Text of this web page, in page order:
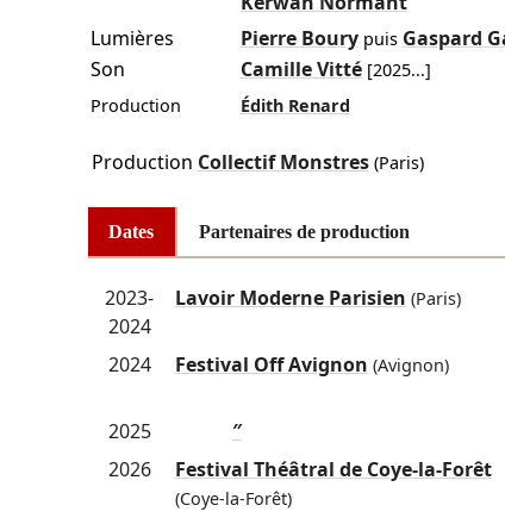
Lumières
Pierre Boury puis Gaspard
Son Camille Vitté [2025...]
Production
Édith Renard
Production Collectif Monstres(Paris)
Dates Partenaires de production
2023-
2024
Lavoir Moderne Parisien (Paris)
2024 Festival Off Avignon (Avignon)
2025
″
2026
Festival Théâtral de Coye-la-Forêt
(Coye-la-Forêt)